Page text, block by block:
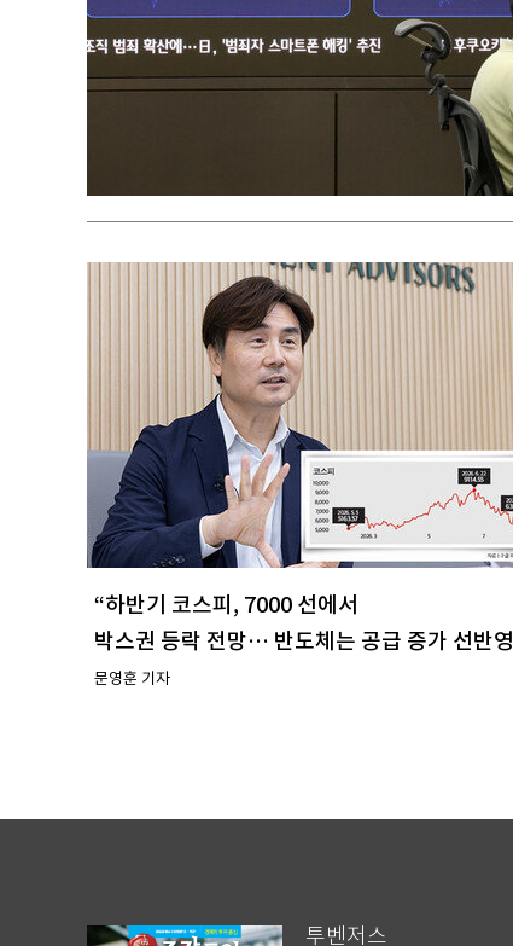
“하반기 코스피, 7000 선에서
박스권 등락 전망… 반도체는 공급 증가 선반영
주시해야”
문영훈 기자
투벤저스